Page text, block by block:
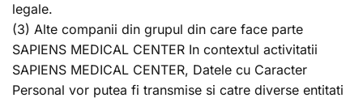
legale.
(3) Alte companii din grupul din care face parte
SAPIENS MEDICAL CENTER In contextul activitatii
SAPIENS MEDICAL CENTER, Datele cu Caracter
Personal vor putea fi transmise si catre diverse entitati